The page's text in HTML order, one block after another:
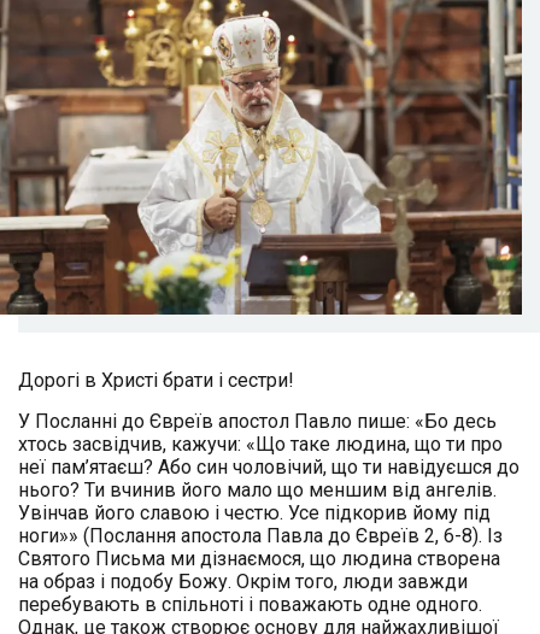
Дорогі в Христі брати і сестри!
У Посланні до Євреїв апостол Павло пише: «Бо десь
хтось засвідчив, кажучи: «Що таке людина, що ти про
неї пам’ятаєш? Або син чоловічий, що ти навідуєшся до
нього? Ти вчинив його мало що меншим від ангелів.
Увінчав його славою і честю. Усе підкорив йому під
ноги»» (Послання апостола Павла до Євреїв 2, 6-8). Із
Святого Письма ми дізнаємося, що людина створена
на образ і подобу Божу. Окрім того, люди завжди
перебувають в спільноті і поважають одне одного.
Однак, це також створює основу для найжахливішої